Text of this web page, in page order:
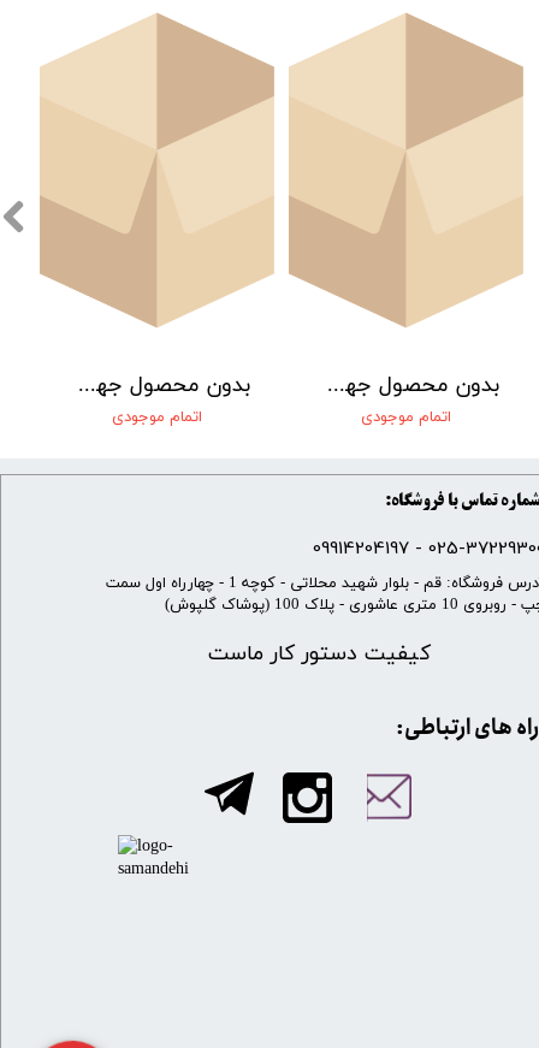
بدون محصول جهت نمایش
اتمام موجودی
بدون محصول جهت نمایش
اتمام موجودی
شماره تماس با فروشگاه:
025-37229300 -
کیفیت دستور کار ماست
​آدرس فروشگاه: قم - بلوار شهید محلاتی - کوچه 1 - چهارراه اول سمت
10 متری عاشوری - پلاک 100 (پوشاک گلپوش)
​​راه های ارتباطی: